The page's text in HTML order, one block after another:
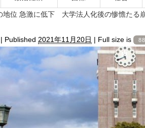
地位 急激に低下 大学法人化後の惨憺た
| Published 2021年11月20日 | Full size is